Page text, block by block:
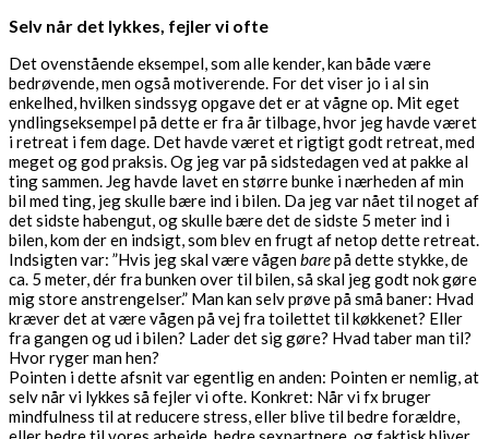
Selv når det lykkes, fejler vi ofte
Det ovenstående eksempel, som alle kender, kan både være
bedrøvende, men også motiverende. For det viser jo i al sin
enkelhed, hvilken sindssyg opgave det er at vågne op. Mit eget
yndlingseksempel på dette er fra år tilbage, hvor jeg havde været
i retreat i fem dage. Det havde været et rigtigt godt retreat, med
meget og god praksis. Og jeg var på sidstedagen ved at pakke al
ting sammen. Jeg havde lavet en større bunke i nærheden af min
bil med ting, jeg skulle bære ind i bilen. Da jeg var nået til noget af
det sidste habengut, og skulle bære det de sidste 5 meter ind i
bilen, kom der en indsigt, som blev en frugt af netop dette retreat.
Indsigten var: ”Hvis jeg skal være vågenbarepå dette stykke, de
ca. 5 meter, dér fra bunken over til bilen, så skal jeg godt nok gøre
mig store anstrengelser.” Man kan selv prøve på små baner: Hvad
kræver det at være vågen på vej fra toilettet til køkkenet? Eller
fra gangen og ud i bilen? Lader det sig gøre? Hvad taber man til?
Hvor ryger man hen?
Pointen i dette afsnit var egentlig en anden: Pointen er nemlig, at
selv når vi lykkes så fejler vi ofte. Konkret: Når vi fx bruger
mindfulness til at reducere stress, eller blive til bedre forældre,